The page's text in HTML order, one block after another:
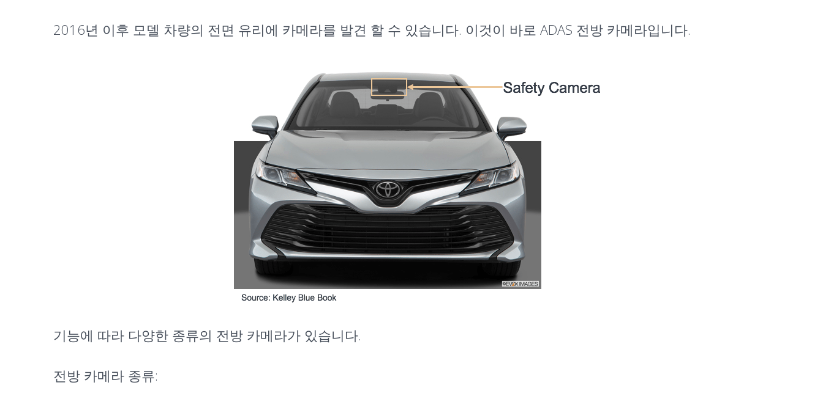
2016년 이후 모델 차량의 전면 유리에 카메라를 발견 할 수 있습니다. 이것이 바로 ADAS 전방 카메라입니다.
기능에 따라 다양한 종류의 전방 카메라가 있습니다.
전방 카메라 종류: